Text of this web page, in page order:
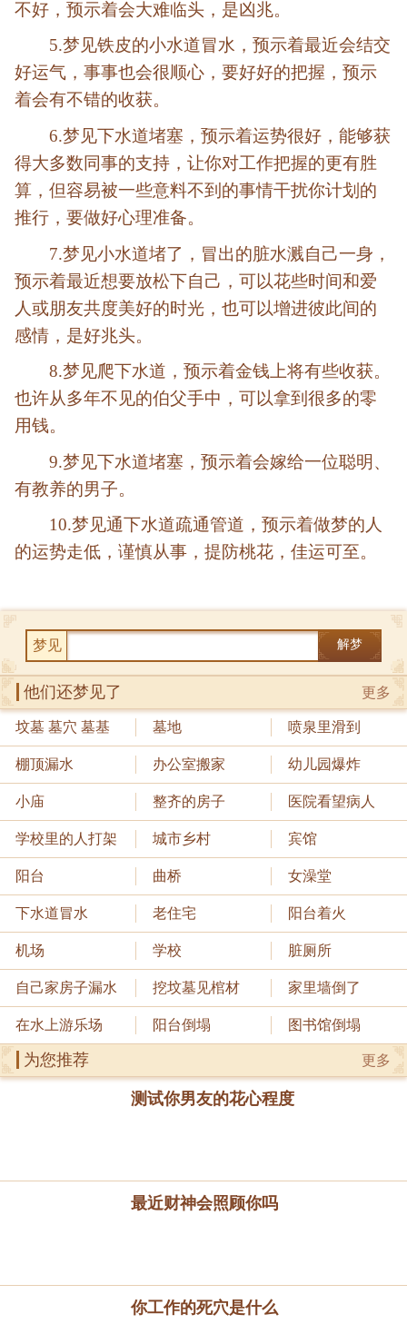
不好，预示着会大难临头，是凶兆。
5.梦见铁皮的小水道冒水，预示着最近会结交
好运气，事事也会很顺心，要好好的把握，预示
着会有不错的收获。
6.梦见下水道堵塞，预示着运势很好，能够获
得大多数同事的支持，让你对工作把握的更有胜
算，但容易被一些意料不到的事情干扰你计划的
推行，要做好心理准备。
7.梦见小水道堵了，冒出的脏水溅自己一身，
预示着最近想要放松下自己，可以花些时间和爱
人或朋友共度美好的时光，也可以增进彼此间的
感情，是好兆头。
8.梦见爬下水道，预示着金钱上将有些收获。
也许从多年不见的伯父手中，可以拿到很多的零
用钱。
9.梦见下水道堵塞，预示着会嫁给一位聪明、
有教养的男子。
10.梦见通下水道疏通管道，预示着做梦的人
的运势走低，谨慎从事，提防桃花，佳运可至。
梦见 解梦
更多
他们还梦见了
坟墓 墓穴 墓基 墓地 喷泉里滑到
棚顶漏水 办公室搬家 幼儿园爆炸
小庙 整齐的房子 医院看望病人
学校里的人打架 城市乡村 宾馆
阳台 曲桥 女澡堂
下水道冒水 老住宅 阳台着火
机场 学校 脏厕所
自己家房子漏水 挖坟墓见棺材 家里墙倒了
在水上游乐场 阳台倒塌 图书馆倒塌
更多
为您推荐
测试你男友的花心程度
最近财神会照顾你吗
你工作的死穴是什么